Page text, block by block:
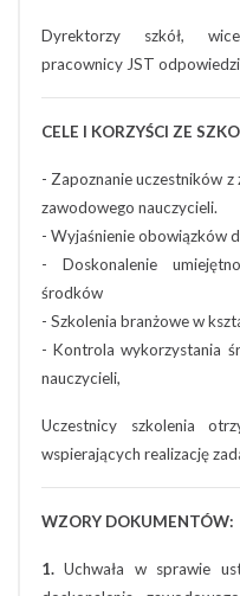
Dyrektorzy szkół,
pracownicy JST
CELE I KORZYŚCI ZE
- Zapoznanie uczestników z
zawodowego nauczycieli.
- Wyjaśnienie obowiązków
- Doskonalenie
środków
- Szkolenia branżowe w
- Kontrola wykorzystania
nauczycieli,
Uczestnicy szkolenia
wspierających realizację
WZORY DOKUMENTÓW:
1. Uchwała w sprawie